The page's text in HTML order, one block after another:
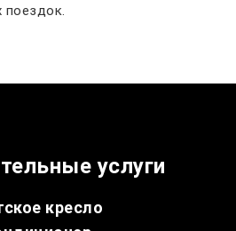
поездок.
услуги
кресло